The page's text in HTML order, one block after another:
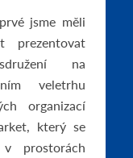
jsme měli
prezentovat
na
veletrhu
organizací
který se
prostorách